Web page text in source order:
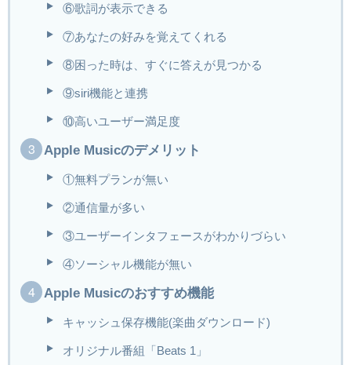
⑥歌詞が表示できる
⑦あなたの好みを覚えてくれる
⑧困った時は、すぐに答えが見つかる
⑨siri機能と連携
⑩高いユーザー満足度
Apple Musicのデメリット
①無料プランが無い
②通信量が多い
③ユーザーインタフェースがわかりづらい
④ソーシャル機能が無い
Apple Musicのおすすめ機能
キャッシュ保存機能(楽曲ダウンロード)
オリジナル番組「Beats 1」